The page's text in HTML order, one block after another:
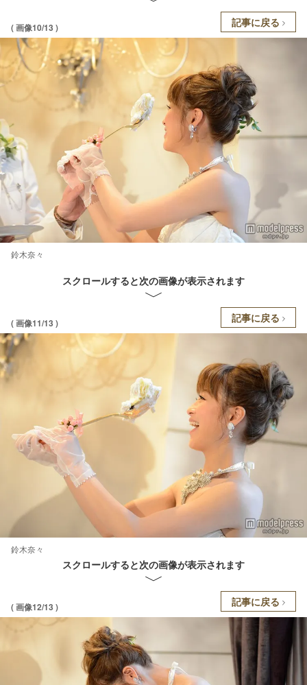
( 画像10/13 ) 記事に戻る
鈴木奈々
スクロールすると次の画像が表示されます
( 画像11/13 ) 記事に戻る
鈴木奈々
スクロールすると次の画像が表示されます
( 画像12/13 ) 記事に戻る